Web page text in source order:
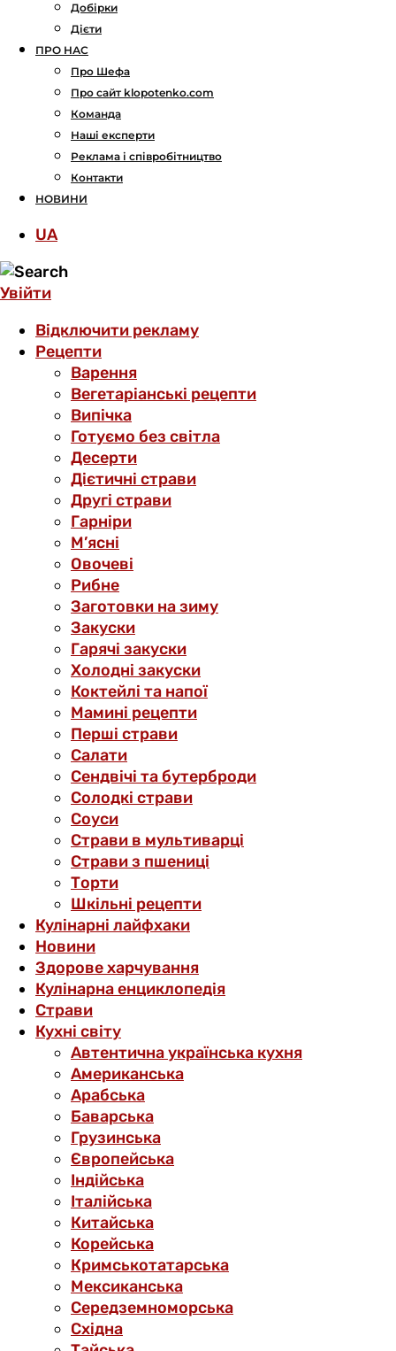
Добірки
Дієти
ПРО НАС
Про Шефа
Про сайт klopotenko.com
Команда
Наші експерти
Реклама і співробітництво
Контакти
НОВИНИ
UA
Увійти
Відключити рекламу
Рецепти
Варення
Вегетаріанські рецепти
Випічка
Готуємо без світла
Десерти
Дієтичні страви
Другі страви
Гарніри
М’ясні
Овочеві
Рибне
Заготовки на зиму
Закуски
Гарячі закуски
Холодні закуски
Коктейлі та напої
Мамині рецепти
Перші страви
Салати
Сендвічі та бутерброди
Солодкі страви
Соуси
Страви в мультиварці
Страви з пшениці
Торти
Шкільні рецепти
Кулінарні лайфхаки
Новини
Здорове харчування
Кулінарна енциклопедія
Страви
Кухні світу
Автентична українська кухня
Американська
Арабська
Баварська
Грузинська
Європейська
Індійська
Італійська
Китайська
Корейська
Кримськотатарська
Мексиканська
Середземноморська
Східна